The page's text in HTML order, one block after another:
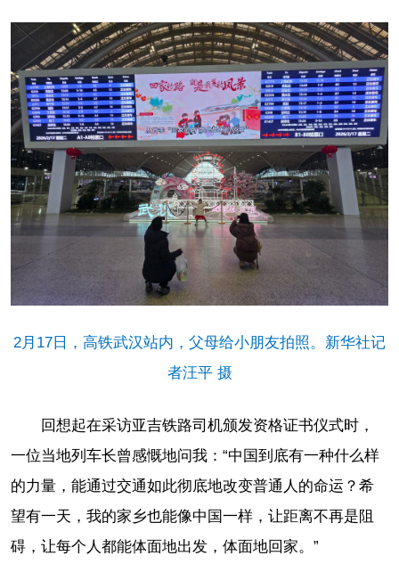
2月17日，高铁武汉站内，父母给小朋友拍照。新华社记
者汪平 摄
回想起在采访亚吉铁路司机颁发资格证书仪式时，
一位当地列车长曾感慨地问我：“中国到底有一种什么样
的力量，能通过交通如此彻底地改变普通人的命运？希
望有一天，我的家乡也能像中国一样，让距离不再是阻
碍，让每个人都能体面地出发，体面地回家。”